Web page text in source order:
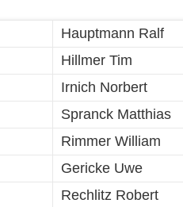
Hauptmann Ralf
Hillmer Tim
Irnich Norbert
Spranck Matthias
Rimmer William
Gericke Uwe
Rechlitz Robert